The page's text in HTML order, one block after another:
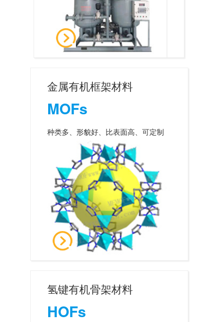
金属有机框架材料
MOFs
种类多、形貌好、比表面高、可定制
氢键有机骨架材料
HOFs